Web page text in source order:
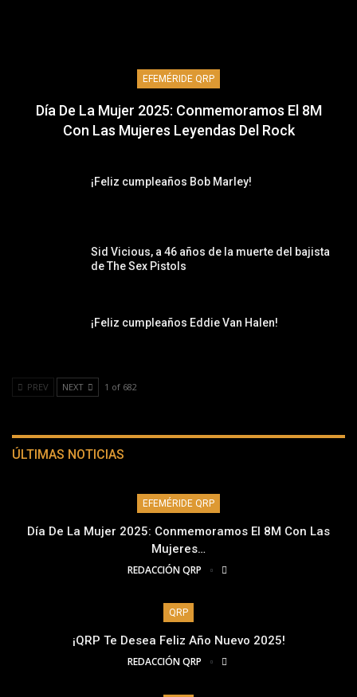
EFEMÉRIDE QRP
Día De La Mujer 2025: Conmemoramos El 8M
Con Las Mujeres Leyendas Del Rock
¡Feliz cumpleaños Bob Marley!
Sid Vicious, a 46 años de la muerte del bajista
de The Sex Pistols
¡Feliz cumpleaños Eddie Van Halen!
PREV NEXT 1 of 682
ÚLTIMAS NOTICIAS
EFEMÉRIDE QRP
Día De La Mujer 2025: Conmemoramos El 8M Con Las
Mujeres…
REDACCIÓN QRP
QRP
¡QRP Te Desea Feliz Año Nuevo 2025!
REDACCIÓN QRP